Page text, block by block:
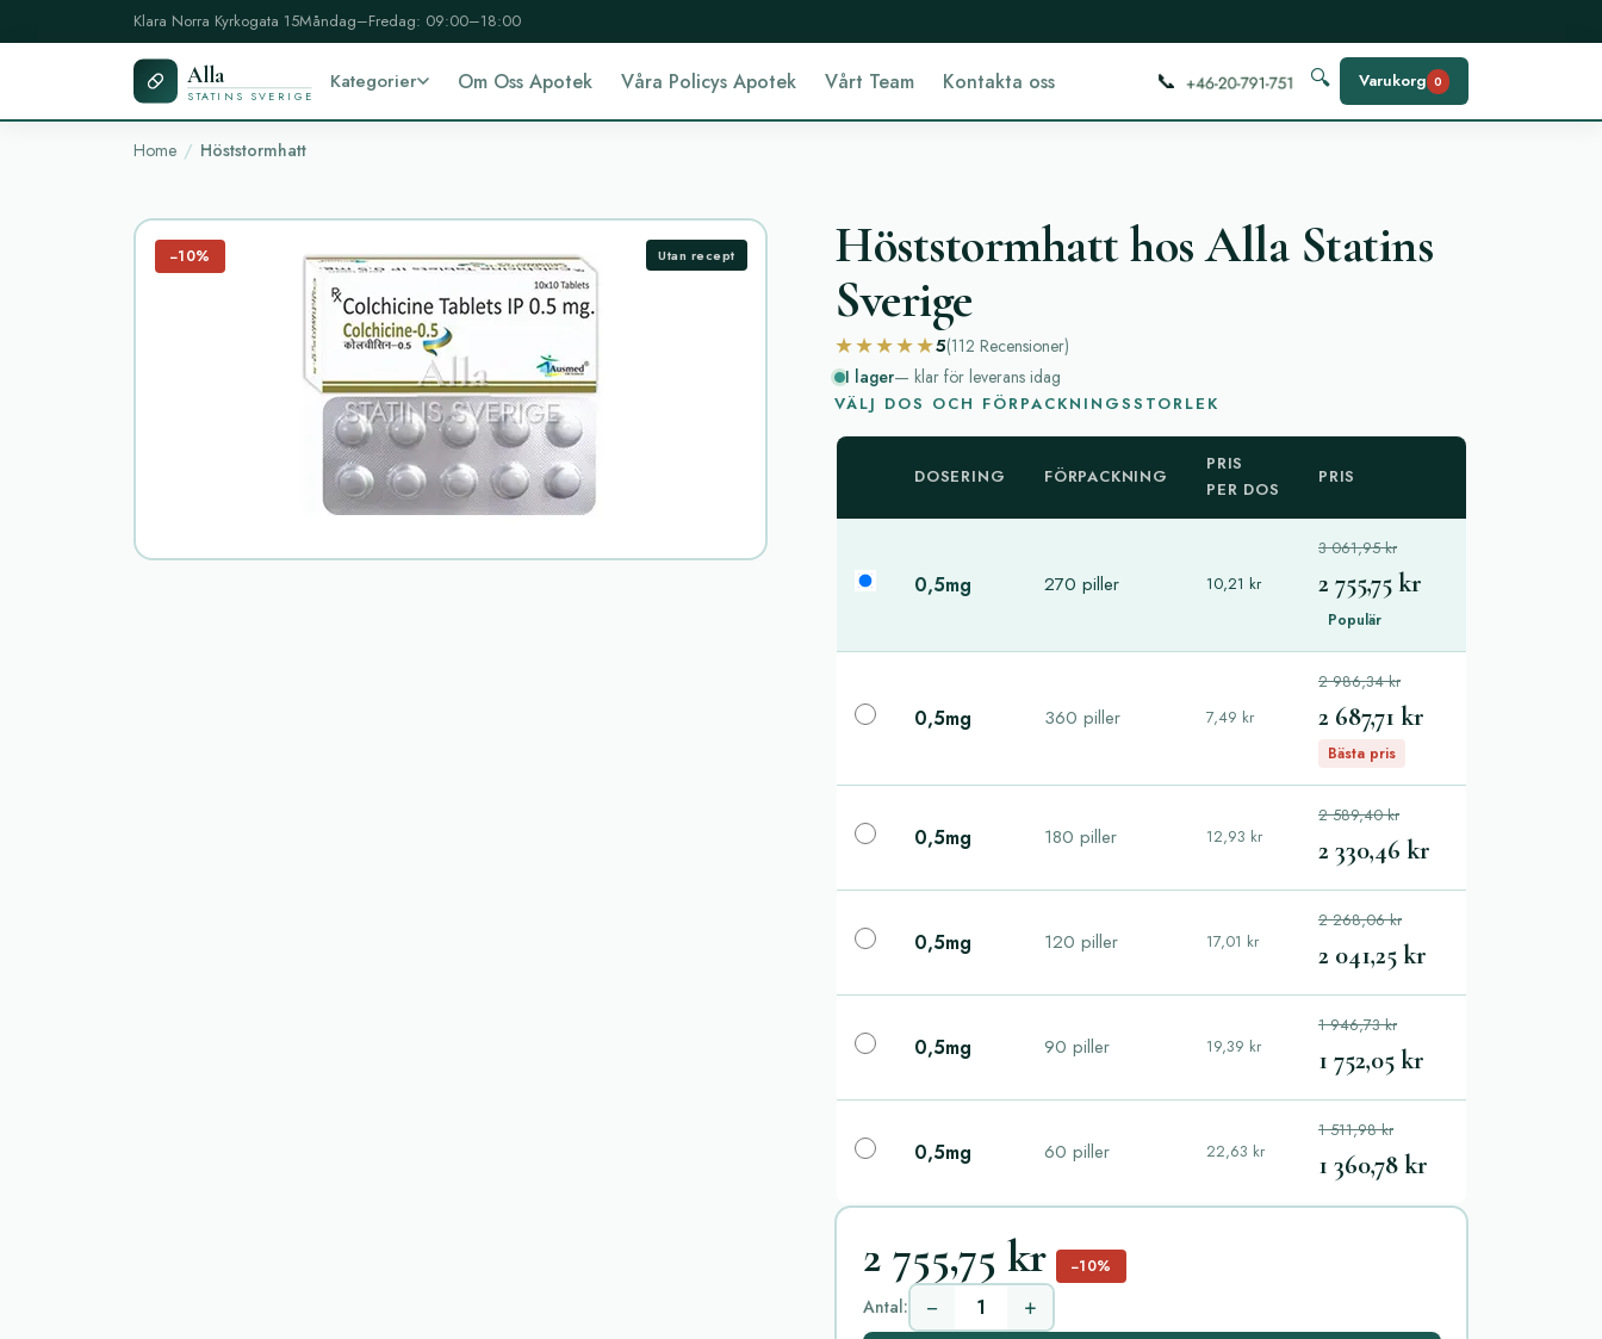
Klara Norra Kyrkogata 15Måndag–Fredag: 09:00–18:00
Alla
STATINS SVERIGE
Kategorier Om Oss Apotek Våra Policys Apotek Vårt Team Kontakta oss 📞 🔍 Varukorg 0
Home Höststormhatt
−10% Utan recept
Höststormhatt hos Alla Statins
Sverige
★★★★★5(112 Recensioner)
I lager— klar för leverans idag
VÄLJ DOS OCH FÖRPACKNINGSSTORLEK
DOSERING FÖRPACKNING
PRIS
PER DOS
PRIS
0,5mg 270 piller 10,21 kr
3 061,95 kr
2 755,75 kr
Populär
0,5mg 360 piller 7,49 kr
2 986,34 kr
2 687,71 kr
Bästa pris
0,5mg 180 piller 12,93 kr
2 589,40 kr
2 330,46 kr
0,5mg 120 piller 17,01 kr
2 268,06 kr
2 041,25 kr
0,5mg 90 piller 19,39 kr
1 946,73 kr
1 752,05 kr
0,5mg 60 piller 22,63 kr
1 511,98 kr
1 360,78 kr
2 755,75 kr −10%
Antal: − +